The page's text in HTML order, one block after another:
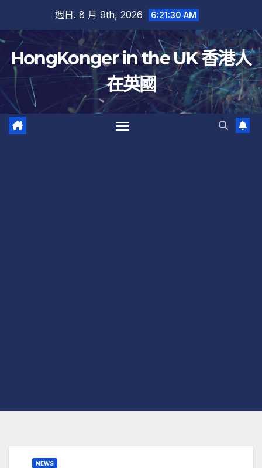
內
容
週日. 8 月 9th, 2026 6:21:31 AM
HongKonger in the UK 香港人
在英國
NEWS